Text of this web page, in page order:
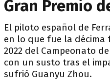
Gran Premio
El piloto español de
en lo que fue la décima
2022 del Campeonato
con un susto tras el
sufrió Guanyu Zhou.